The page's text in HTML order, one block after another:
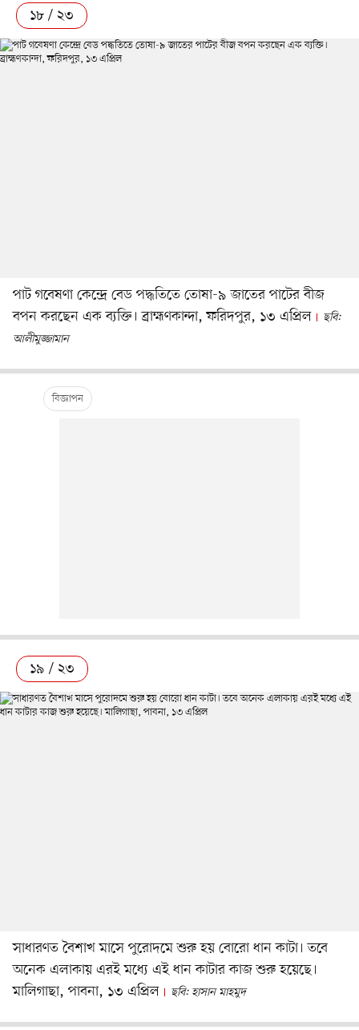
১৮ / ২৩
পাট গবেষণা কেন্দ্রে বেড পদ্ধতিতে তোষা-৯ জাতের পাটের বীজ
বপন করছেন এক ব্যক্তি। ব্রাহ্মণকান্দা, ফরিদপুর, ১৩ এপ্রিল
ছবি:
আলীমুজ্জামান
১৯ / ২৩
সাধারণত বৈশাখ মাসে পুরোদমে শুরু হয় বোরো ধান কাটা। তবে
অনেক এলাকায় এরই মধ্যে এই ধান কাটার কাজ শুরু হয়েছে।
মালিগাছা, পাবনা, ১৩ এপ্রিল
ছবি: হাসান মাহমুদ